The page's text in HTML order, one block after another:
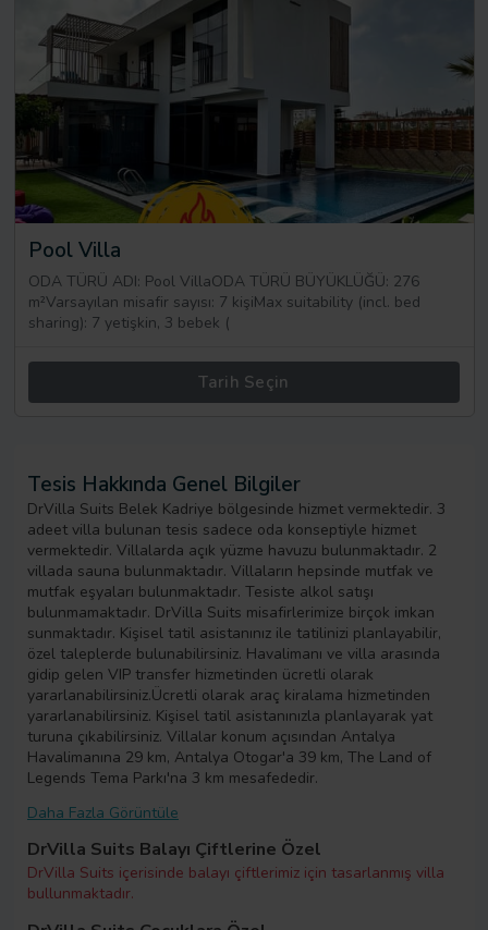
Pool Villa
ODA TÜRÜ ADI: Pool VillaODA TÜRÜ BÜYÜKLÜĞÜ: 276
m²Varsayılan misafir sayısı: 7 kişiMax suitability (incl. bed
sharing): 7 yetişkin, 3 bebek (
Tarih Seçin
Tesis Hakkında Genel Bilgiler
DrVilla Suits Belek Kadriye bölgesinde hizmet vermektedir. 3
adeet villa bulunan tesis sadece oda konseptiyle hizmet
vermektedir. Villalarda açık yüzme havuzu bulunmaktadır. 2
villada sauna bulunmaktadır. Villaların hepsinde mutfak ve
mutfak eşyaları bulunmaktadır. Tesiste alkol satışı
bulunmamaktadır. DrVilla Suits misafirlerimize birçok imkan
sunmaktadır. Kişisel tatil asistanınız ile tatilinizi planlayabilir,
özel taleplerde bulunabilirsiniz. Havalimanı ve villa arasında
gidip gelen VIP transfer hizmetinden ücretli olarak
yararlanabilirsiniz.Ücretli olarak araç kiralama hizmetinden
yararlanabilirsiniz. Kişisel tatil asistanınızla planlayarak yat
turuna çıkabilirsiniz. Villalar konum açısından Antalya
Havalimanına 29 km, Antalya Otogar'a 39 km, The Land of
Legends Tema Parkı'na 3 km mesafededir.
Daha Fazla Görüntüle
DrVilla Suits Balayı Çiftlerine Özel
DrVilla Suits içerisinde balayı çiftlerimiz için tasarlanmış villa
bullunmaktadır.